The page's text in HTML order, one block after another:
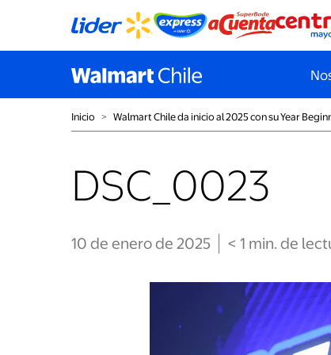
Inicio ˃ Walmart Chile da inicio al 2025 con su Year
DSC_0023
10 de enero de 2025 < 1 min. de